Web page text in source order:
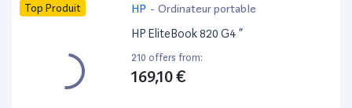
Top Produit HP - Ordinateur portable
HP EliteBook 820 G4 ”
210 offers from:
169,10 €